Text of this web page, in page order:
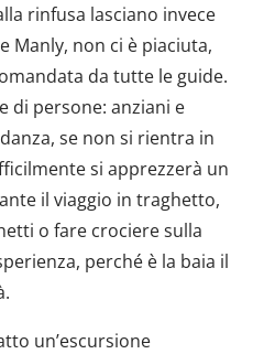
rinfusa lasciano invece
Manly, non ci è piaciuta,
da tutte le guide.
di persone: anziani e
se non si rientra in
si apprezzerà un
il viaggio in traghetto,
o fare crociere sulla
perché è la baia il
un’escursione